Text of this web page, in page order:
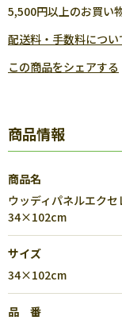
5,500円以上のお買い
配送料・手数料につい
この商品をシェアする
商品情報
商品名
ウッディパネルエク
34×102cm
サイズ
34×102cm
品 番